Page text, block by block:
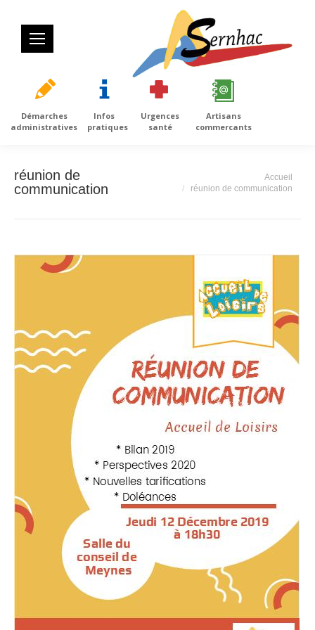
Démarches
administratives
Infos
pratiques
Urgences
santé
Artisans
commercants
réunion de
communication
Accueil
réunion de communication